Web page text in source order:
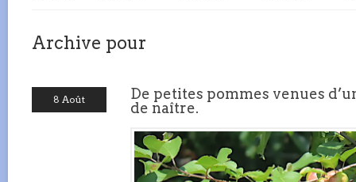
Archive pour
8 Août
De petites pommes venues
de naître.